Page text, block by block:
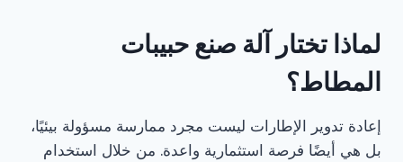
لماذا تختار آلة صنع حبيبات
المطاط؟
إعادة تدوير الإطارات ليست مجرد ممارسة مسؤولة بيئيًا،
بل هي أيضًا فرصة استثمارية واعدة. من خلال استخدام